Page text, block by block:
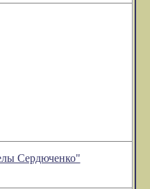
Сердюченко"